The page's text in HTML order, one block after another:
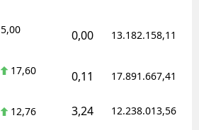
5,00 0,00 13.182.158,11
17,60 0,11 17.891.667,41
12,76 3,24 12.238.013,56